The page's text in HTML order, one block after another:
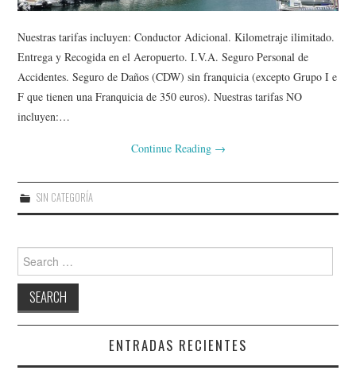
Nuestras tarifas incluyen: Conductor Adicional. Kilometraje ilimitado.
Entrega y Recogida en el Aeropuerto. I.V.A. Seguro Personal de
Accidentes. Seguro de Daños (CDW) sin franquicia (excepto Grupo I e
F que tienen una Franquicia de 350 euros). Nuestras tarifas NO
incluyen:…
Continue Reading →
SIN CATEGORÍA
Search for:
ENTRADAS RECIENTES